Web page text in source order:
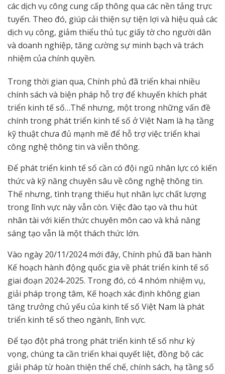
các dịch vụ công cung cấp thông qua các nền tảng trực
tuyến. Theo đó, giúp cải thiện sự tiện lợi và hiệu quả các
dịch vụ công, giảm thiểu thủ tục giấy tờ cho người dân
và doanh nghiệp, tăng cường sự minh bạch và trách
nhiệm của chính quyền.
Trong thời gian qua, Chính phủ đã triển khai nhiều
chính sách và biện pháp hỗ trợ để khuyến khích phát
triển kinh tế số…Thế nhưng, một trong những vấn đề
chính trong phát triển kinh tế số ở Việt Nam là hạ tầng
kỹ thuật chưa đủ mạnh mẽ để hỗ trợ việc triển khai
công nghệ thông tin và viễn thông.
Để phát triển kinh tế số cần có đội ngũ nhân lực có kiến
thức và kỹ năng chuyên sâu về công nghệ thông tin.
Thế nhưng, tình trạng thiếu hụt nhân lực chất lượng
trong lĩnh vực này vẫn còn. Việc đào tạo và thu hút
nhân tài với kiến thức chuyên môn cao và khả năng
sáng tạo vẫn là một thách thức lớn.
Vào ngày 20/11/2024 mới đây, Chính phủ đã ban hành
Kế hoạch hành động quốc gia về phát triển kinh tế số
giai đoạn 2024-2025. Trong đó, có 4 nhóm nhiệm vụ,
giải pháp trọng tâm, Kế hoạch xác định không gian
tăng trưởng chủ yếu của kinh tế số Việt Nam là phát
triển kinh tế số theo ngành, lĩnh vực.
Để tạo đột phá trong phát triển kinh tế số như kỳ
vọng, chúng ta cần triển khai quyết liệt, đồng bộ các
giải pháp từ hoàn thiện thể chế, chính sách, hạ tầng số